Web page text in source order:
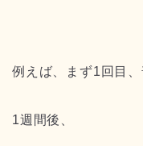
例えば、まず1回目
1週間後、